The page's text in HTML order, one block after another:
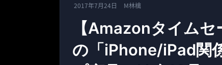
2017年7月24日 M林檎
【Amazonタイム
の「iPhone/iPad関